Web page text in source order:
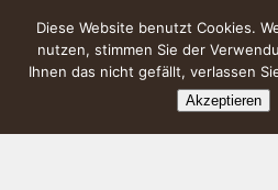
Diese Website benutzt Cookies.
nutzen, stimmen Sie der
Ihnen das nicht gefällt, verlassen
Akzeptieren